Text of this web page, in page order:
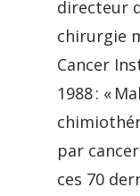
directeur
chirurgie
Cancer
1988 : «
par
ces 70